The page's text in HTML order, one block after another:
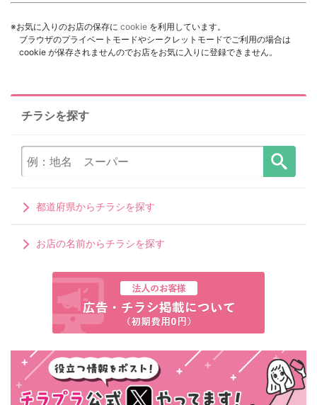
※お気に入りのお店の保存に cookie を利用しています。
ブラウザのプライベートモードやシークレットモードでご利用の場合は
cookie が保存されませんのでお店をお気に入りに登録できません。
チラシを探す
都道府県からチラシを探す
お店の名前からチラシを探す